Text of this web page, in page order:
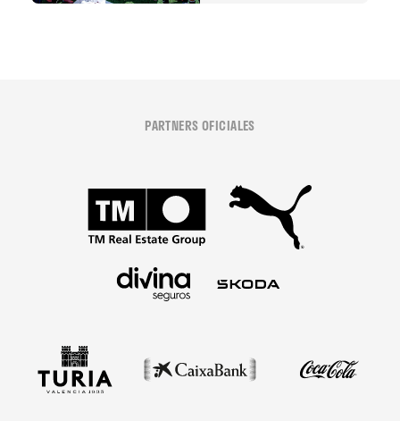
PARTNERS OFICIALES